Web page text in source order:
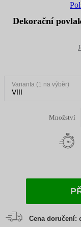
Dekorační
Varianta (1 na výběr)
VIII
Množství
Cena doručení: